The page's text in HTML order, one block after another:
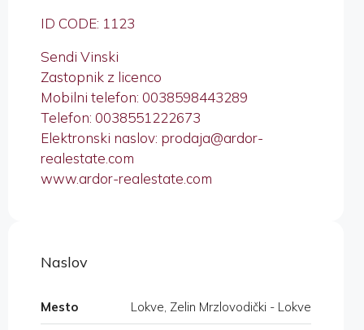
ID CODE: 1123
Sendi Vinski
Zastopnik z licenco
Mobilni telefon: 0038598443289
Telefon: 0038551222673
Elektronski naslov: prodaja@ardor-
realestate.com
www.ardor-realestate.com
Naslov
Mesto Lokve, Zelin Mrzlovodički - Lokve